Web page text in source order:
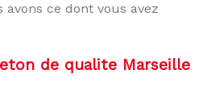
avons ce dont vous avez
de qualite Marseille